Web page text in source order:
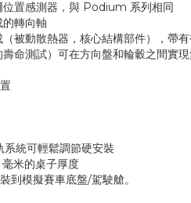
位置感測器，與 Podium 系列相同
的轉向軸
（被動散熱器，核心結構部件），帶
壽命測試）可在方向盤和輪轂之間實
系統可輕鬆調節硬安裝
米的桌子厚度
到模擬賽車底盤/駕駛艙。